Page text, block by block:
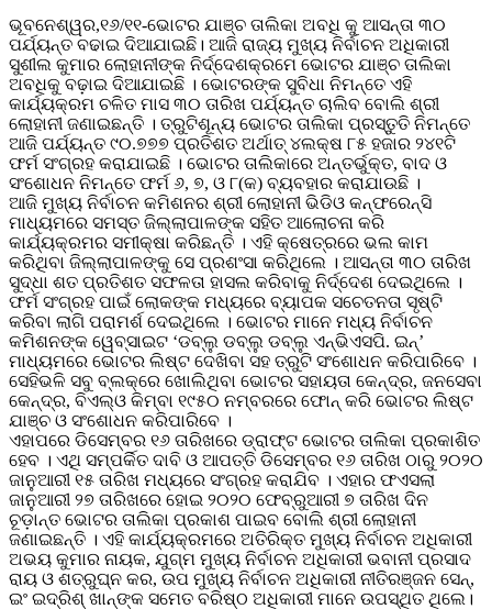
ଭୂବନେଶ୍ୱର,୧୬/୧୧-ଭୋଟର ଯାଞ୍ଚ ତାଲିକା ଅବଧି କୁ ଆସନ୍ତା ୩୦
ପର୍ଯ୍ୟନ୍ତ ବଢାଇ ଦିଆଯାଇଛି। ଆଜି ରାଜ୍ୟ ମୁଖ୍ୟ ନିର୍ବାଚନ ଅଧିକାରୀ
ସୁଶୀଲ କୁମାର ଲୋହାନୀଙ୍କ ନିର୍ଦ୍ଦେଶକ୍ରମେ ଭୋଟର ଯାଞ୍ଚ ତାଲିକା
ଅବଧିକୁ ବଢ଼ାଇ ଦିଆଯାଇଛି । ଭୋଟରଙ୍କ ସୁବିଧା ନିମନ୍ତେ ଏହି
କାର୍ଯ୍ୟକ୍ରମ ଚଳିତ ମାସ ୩୦ ତାରିଖ ପର୍ଯ୍ୟନ୍ତ ଚାଲିବ ବୋଲି ଶ୍ରୀ
ଲୋହାନୀ ଜଣାଇଛନ୍ତି । ତ୍ରୁଟିଶୂନ୍ୟ ଭୋଟର ତାଲିକା ପ୍ରସ୍ତୁତି ନିମନ୍ତେ
ଆଜି ପର୍ଯ୍ୟନ୍ତ ୯୦.୭୭୭ ପ୍ରତିଶତ ଅର୍ଥାତ୍‌ ୪ଲକ୍ଷ ୮୫ ହଜାର ୨୪୧ଟି
ଫର୍ମ ସଂଗ୍ରହ କରାଯାଇଛି । ଭୋଟର ତାଲିକାରେ ଅନ୍ତର୍ଭୁକ୍ତ, ବାଦ ଓ
ସଂଶୋଧନ ନିମନ୍ତେ ଫର୍ମ ୬, ୭, ଓ ୮(କ) ବ୍ୟବହାର କରାଯାଉଛି ।
ଆଜି ମୁଖ୍ୟ ନିର୍ବାଚନ କମିଶନର ଶ୍ରୀ ଲୋହାନୀ ଭିଡିଓ କନ୍‌ଫରେନ୍ସି
ମାଧ୍ୟମରେ ସମସ୍ତ ଜିଲ୍ଲାପାଳଙ୍କ ସହିତ ଆଲୋଚନା କରି
କାର୍ଯ୍ୟକ୍ରମର ସମୀକ୍ଷା କରିଛନ୍ତି । ଏହି କ୍ଷେତ୍ରରେ ଭଲ କାମ
କରିଥିବା ଜିଲ୍ଲାପାଳଙ୍କୁ ସେ ପ୍ରଶଂସା କରିଥିଲେ । ଆସନ୍ତା ୩୦ ତାରିଖ
ସୁଦ୍ଧା ଶତ ପ୍ରତିଶତ ସଫଳତା ହାସଲ କରିବାକୁ ନିର୍ଦ୍ଦେଶ ଦେଇଥିଲେ ।
ଫର୍ମ ସଂଗ୍ରହ ପାଇଁ ଲୋକଙ୍କ ମଧ୍ୟରେ ବ୍ୟାପକ ସଚେତନତା ସୃଷ୍ଟି
କରିବା ଲାଗି ପରାମର୍ଶ ଦେଇଥିଲେ । ଭୋଟର ମାନେ ମଧ୍ୟ ନିର୍ବାଚନ
କମିଶନଙ୍କ ୱେବ୍‌ସାଇଟ ‘ଡବ୍ଲୁ ଡବ୍ଲୁ ଡବ୍ଲୁ ଏନ୍‌ଭିଏସପି. ଇନ୍‌’
ମାଧ୍ୟମରେ ଭୋଟର ଲିଷ୍ଟ ଦେଖିବା ସହ ତ୍ରୁଟି ସଂଶୋଧନ କରିପାରିବେ ।
ସେହିଭଳି ସବୁ ବ୍ଲକ୍‌ରେ ଖୋଲିଥିବା ଭୋଟର ସହାୟତା କେନ୍ଦ୍ର, ଜନସେବା
କେନ୍ଦ୍ର, ବିଏଲ୍‌ଓ କିମ୍ବା ୧୯୫୦ ନମ୍ବରରେ ଫୋନ୍‌ କରି ଭୋଟର ଲିଷ୍ଟ
ଯାଞ୍ଚ ଓ ସଂଶୋଧନ କରିପାରିବେ ।
ଏହାପରେ ଡିସେମ୍ବର ୧୬ ତାରିଖରେ ଡ୍ରାଫ୍ଟ ଭୋଟର ତାଲିକା ପ୍ରକାଶିତ
ହେବ । ଏଥି ସମ୍ପର୍କିତ ଦାବି ଓ ଆପତ୍ତି ଡିସେମ୍ବର ୧୬ ତାରିଖ ଠାରୁ ୨୦୨୦
ଜାନୁଆରୀ ୧୫ ତାରିଖ ମଧ୍ୟରେ ସଂଗ୍ରହ କରାଯିବ । ଏହାର ଫଏସଲା
ଜାନୁଆରୀ ୨୭ ତାରିଖରେ ହୋଇ ୨୦୨୦ ଫେବ୍ରୁଆରୀ ୭ ତାରିଖ ଦିନ
ଚୂଡ଼ାନ୍ତ ଭୋଟର ତାଲିକା ପ୍ରକାଶ ପାଇବ ବୋଲି ଶ୍ରୀ ଲୋହାନୀ
ଜଣାଇଛନ୍ତି । ଏହି କାର୍ଯ୍ୟକ୍ରମରେ ଅତିରିକ୍ତ ମୁଖ୍ୟ ନିର୍ବାଚନ ଅଧିକାରୀ
ଅଭୟ କୁମାର ନାୟକ, ଯୁଗ୍ମ ମୁଖ୍ୟ ନିର୍ବାଚନ ଅଧିକାରୀ ଭବାନୀ ପ୍ରସାଦ
ରାୟ ଓ ଶତ୍ରୁଘ୍ନ କର, ଉପ ମୁଖ୍ୟ ନିର୍ବାଚନ ଅଧିକାରୀ ନୀତିରଞ୍ଜନ ସେନ୍‌,
ଇଂ ଇଦ୍ରିଶ୍‌ ଖାନ୍‌ଙ୍କ ସମେତ ବରିଷ୍ଠ ଅଧିକାରୀ ମାନେ ଉପସ୍ଥିତ ଥିଲେ।